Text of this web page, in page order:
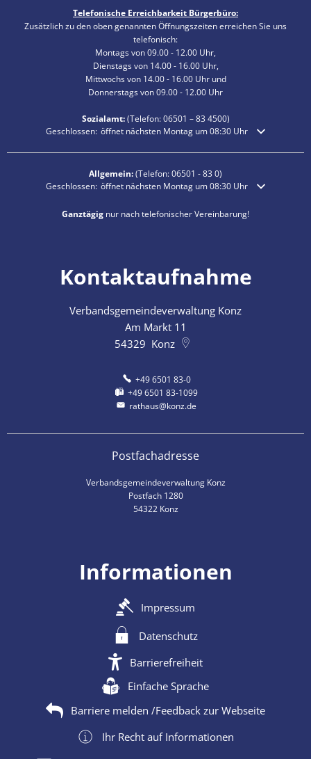
Telefonische Erreichbarkeit Bürgerbüro:
Zusätzlich zu den oben genannten Öffnungszeiten erreichen Sie uns
telefonisch:
Montags von 09.00 - 12.00 Uhr,
Dienstags von 14.00 - 16.00 Uhr,
Mittwochs von 14.00 - 16.00 Uhr und
Donnerstags von 09.00 - 12.00 Uhr
Sozialamt:(Telefon:06501 – 834500)
Klicken, um weitere Öffnungs- oder Schließzeiten auszublenden
Geschlossen: öffnet nächsten Montag um 08:30 Uhr
Allgemein:(Telefon:06501 - 83 0)
Klicken, um weitere Öffnungs- oder Schließzeiten auszublenden
Geschlossen: öffnet nächsten Montag um 08:30 Uhr
Ganztägig nur nach telefonischer Vereinbarung!
Kontaktaufnahme
Verbandsgemeindeverwaltung Konz
Am Markt 11
54329 Konz
+49 6501 83-0
+49 6501 83-1099
rathaus@konz.de
Postfachadresse
Verbandsgemeindeverwaltung Konz
Postfach 1280
54322 Konz
Informationen
Impressum
Datenschutz
Barrierefreiheit
Einfache Sprache
Barriere melden /Feedback zur Webseite
Ihr Recht auf Informationen